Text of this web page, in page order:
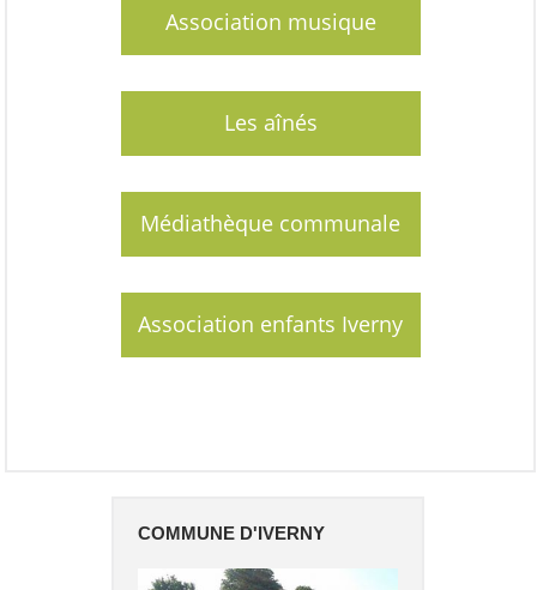
Association musique
Les aînés
Médiathèque communale
Association enfants Iverny
COMMUNE D'IVERNY